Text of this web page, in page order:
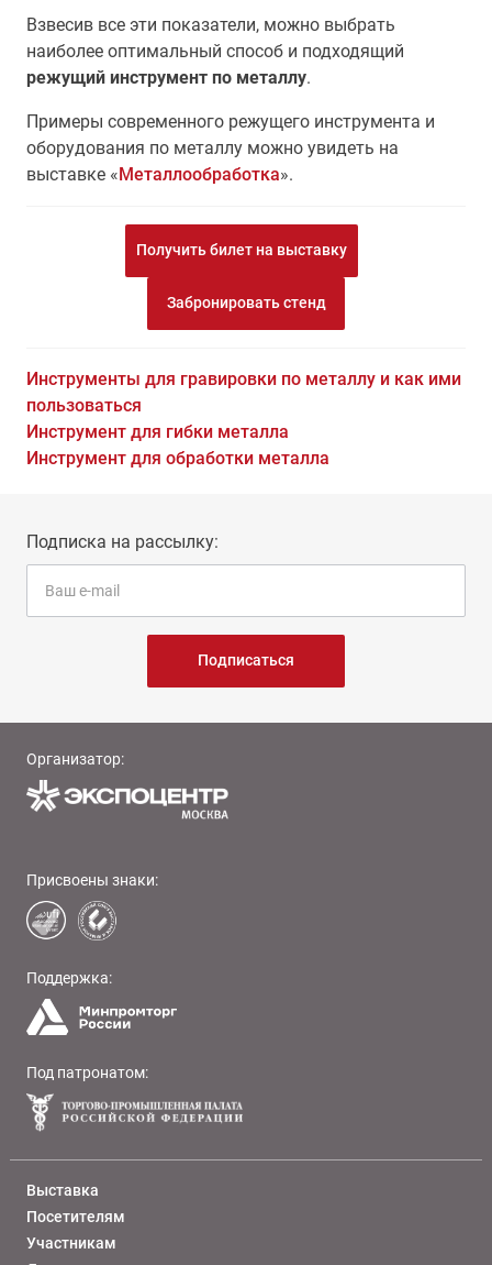
Взвесив все эти показатели, можно выбрать
наиболее оптимальный способ и подходящий
режущий инструмент по металлу.
Примеры современного режущего инструмента и
оборудования по металлу можно увидеть на
выставке «Металлообработка».
Получить билет на выставку
Забронировать стенд
Инструменты для гравировки по металлу и как ими
пользоваться
Инструмент для гибки металла
Инструмент для обработки металла
Подписка на рассылку:
Подписаться
Организатор:
Присвоены знаки:
Поддержка:
Под патронатом:
Выставка
Посетителям
Участникам